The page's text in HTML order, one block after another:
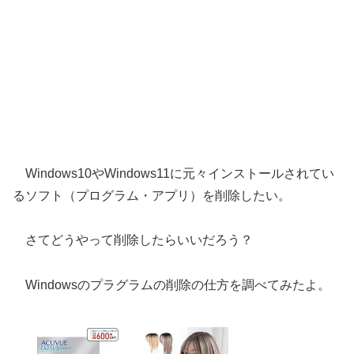
Windows10やWindows11に元々インストールされてい
るソフト（プログラム・アプリ）を削除したい。
さてどうやって削除したらいいだろう？
Windowsのプラグラムの削除の仕方を調べてみたよ。